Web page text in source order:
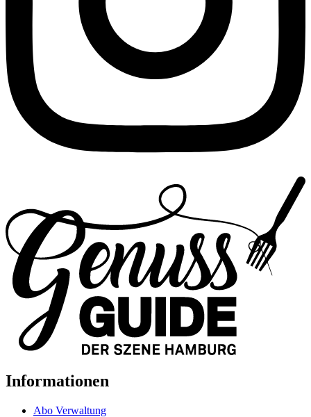
Startseite
Informationen
Abo Verwaltung